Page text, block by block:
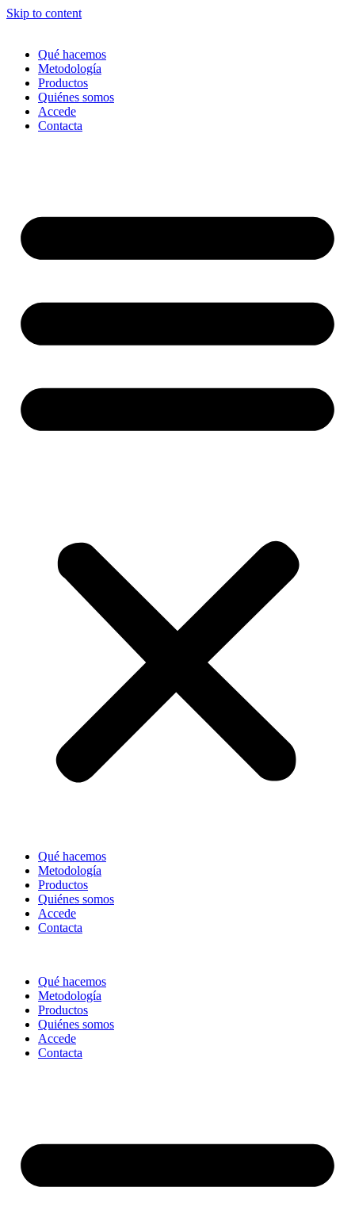
Skip to content
Qué hacemos
Metodología
Productos
Quiénes somos
Accede
Contacta
Qué hacemos
Metodología
Productos
Quiénes somos
Accede
Contacta
Qué hacemos
Metodología
Productos
Quiénes somos
Accede
Contacta